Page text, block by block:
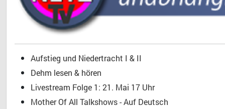
Aufstieg und Niedertracht I & II
Dehm lesen & hören
Livestream Folge 1: 21. Mai 17 Uhr
Mother Of All Talkshows - Auf Deutsch